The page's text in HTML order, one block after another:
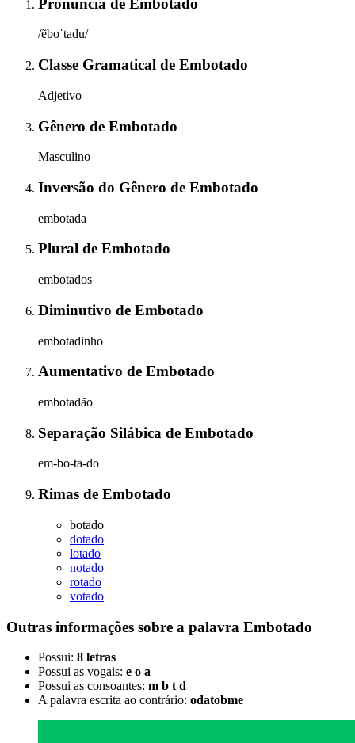
/ẽboˈtadu/
Classe Gramatical de Embotado
Adjetivo
Gênero de Embotado
Masculino
Inversão do Gênero de Embotado
embotada
Plural de Embotado
embotados
Diminutivo de Embotado
embotadinho
Aumentativo de Embotado
embotadão
Separação Silábica de Embotado
em-bo-ta-do
Rimas de Embotado
botado
dotado
lotado
notado
rotado
votado
Outras informações sobre a palavra Embotado
Possui: 8 letras
Possui as vogais: e o a
Possui as consoantes: m b t d
A palavra escrita ao contrário: odatobme